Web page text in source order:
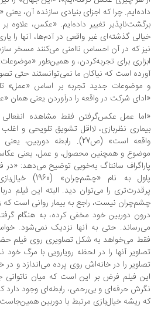
چرا که اجزای بنیادی سازنده آن، یعنی
تغییر داده‌ایم. «عکس، علاوه بر
گذشته‌ای غیر واقعی در آدم‌ها، آنها را یاری
برای تجربه‌کردن، و همین‌طور «موضوعات»
است که نیاکان ما نمی‌توانستند حتی تصورش را
جدید تجربه بر اساس «عمل» تازه‌ای
شرکت در واقعه را درآوردن یعنی همان «عکاسی»
عمل عکس‌گرفتن فقط مشاهده انفعالی
نظربازی، لااقل تشویق تلویحی و اغلب صریح
واقعه است» (ص27). رابطه دوربین، یعنی
و همچنین محصول، و عمل، یعنی عکاسی، و
سانتاگ به‌خوبی توضیح می‌دهد: «در فیلم
پاول به نام «چشم‌چران»
را می‌توان دید. البته این فیلم درباره یک
نیست، راجع به بیمار روانی است که زن‌ها را
دوربین خود مخفی کرده، به هنگام گرفتن
حتی به آنها نزدیک نمی‌شود. خواستار
می‌خواهد به شکل تصاویری روی فیلم حضور
آنها را در لحظه رویارویی با مرگ خود نشان
را در خانه‌اش روی پرده می‌اندازد و در خلوت
فیلم فرض بر این است که میان ناتوانی جنسی
حرفه‌ای و بی‌رحمی، رابطه‌ای وجود دارد که
ریشه خیال‌بازی مرتبط با دوربین همین‌جاست» (ص29).